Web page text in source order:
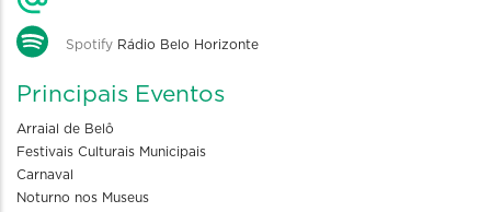
Spotify Rádio Belo Horizonte
Principais Eventos
Arraial de Belô
Festivais Culturais Municipais
Carnaval
Noturno nos Museus